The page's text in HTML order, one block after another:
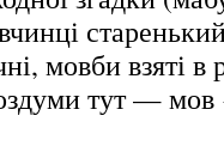
мовби взяті в
тут — мов